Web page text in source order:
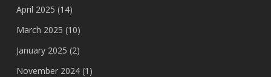
April 2025 (14)
March 2025 (10)
January 2025 (2)
November 2024(1)